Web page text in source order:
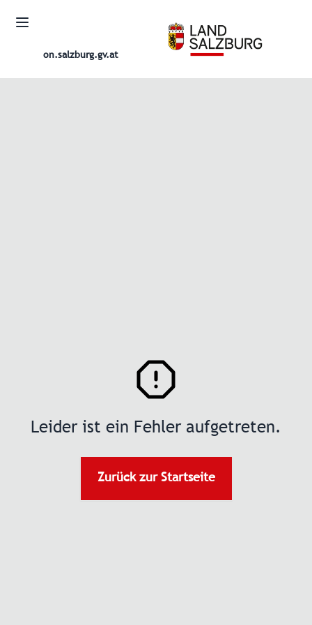
on.salzburg.gv.at
Leider ist ein Fehler aufgetreten.
Zurück zur Startseite